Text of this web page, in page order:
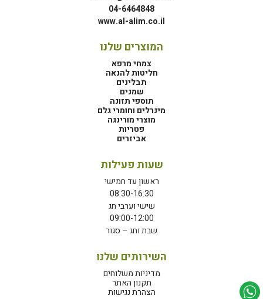
04-6464848
www.al-alim.co.il
המוצרים שלנו
צמחי מרפא
חליטות להנאה
תבלינים
שמנים
תוספי תזונה
מינרלים וחומרי גלם
מוצרי מורינגה
פטריות
אביזרים
שעות פעילות
ראשון עד חמישי
08:30-16:30
שישי וערבי חג
09:00-12:00
שבת וחג – סגור
השירותים שלנו
מדיניות משלוחים
תקנון האתר
הצהרת נגישות